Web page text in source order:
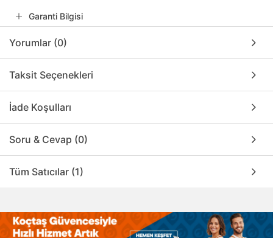
Garanti Bilgisi
Yorumlar (0)
Taksit Seçenekleri
İade Koşulları
Soru & Cevap (0)
Tüm Satıcılar (1)